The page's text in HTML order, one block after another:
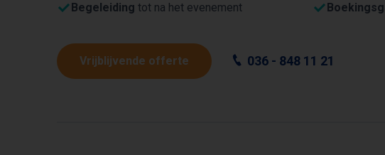
Begeleiding tot na het evenement
Vrijblijvende offerte 036 - 848 11 21